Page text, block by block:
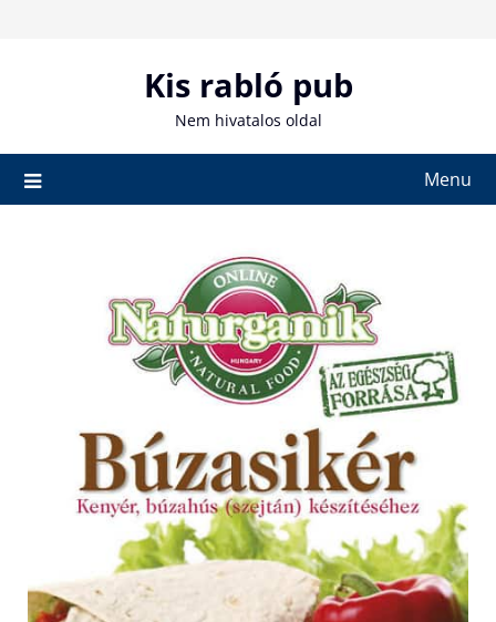
Kis rabló pub
Nem hivatalos oldal
Menu